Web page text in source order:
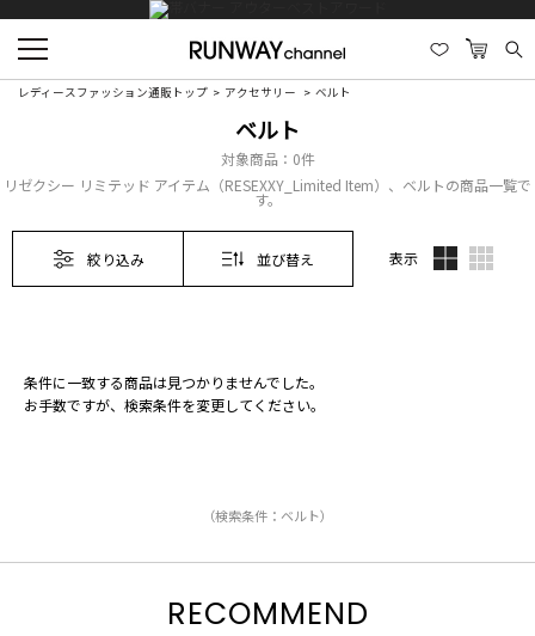
レディースファッション通販トップ アクセサリー ベルト
ベルト
対象商品： 0件
リゼクシー リミテッド アイテム（RESEXXY_Limited Item）、ベルトの商品一覧で
す。
絞り込み 並び替え 表示
条件に一致する商品は見つかりませんでした。
お手数ですが、検索条件を変更してください。
（検索条件：ベルト）
RECOMMEND